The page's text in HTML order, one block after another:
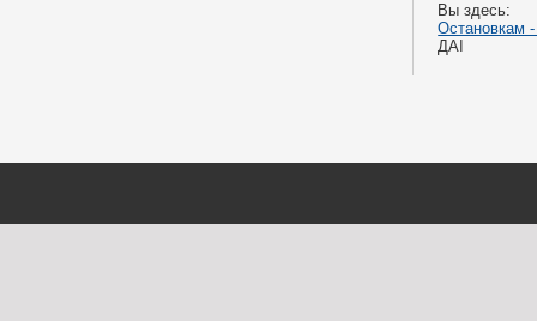
Вы здесь:
Остановкам
ДАІ